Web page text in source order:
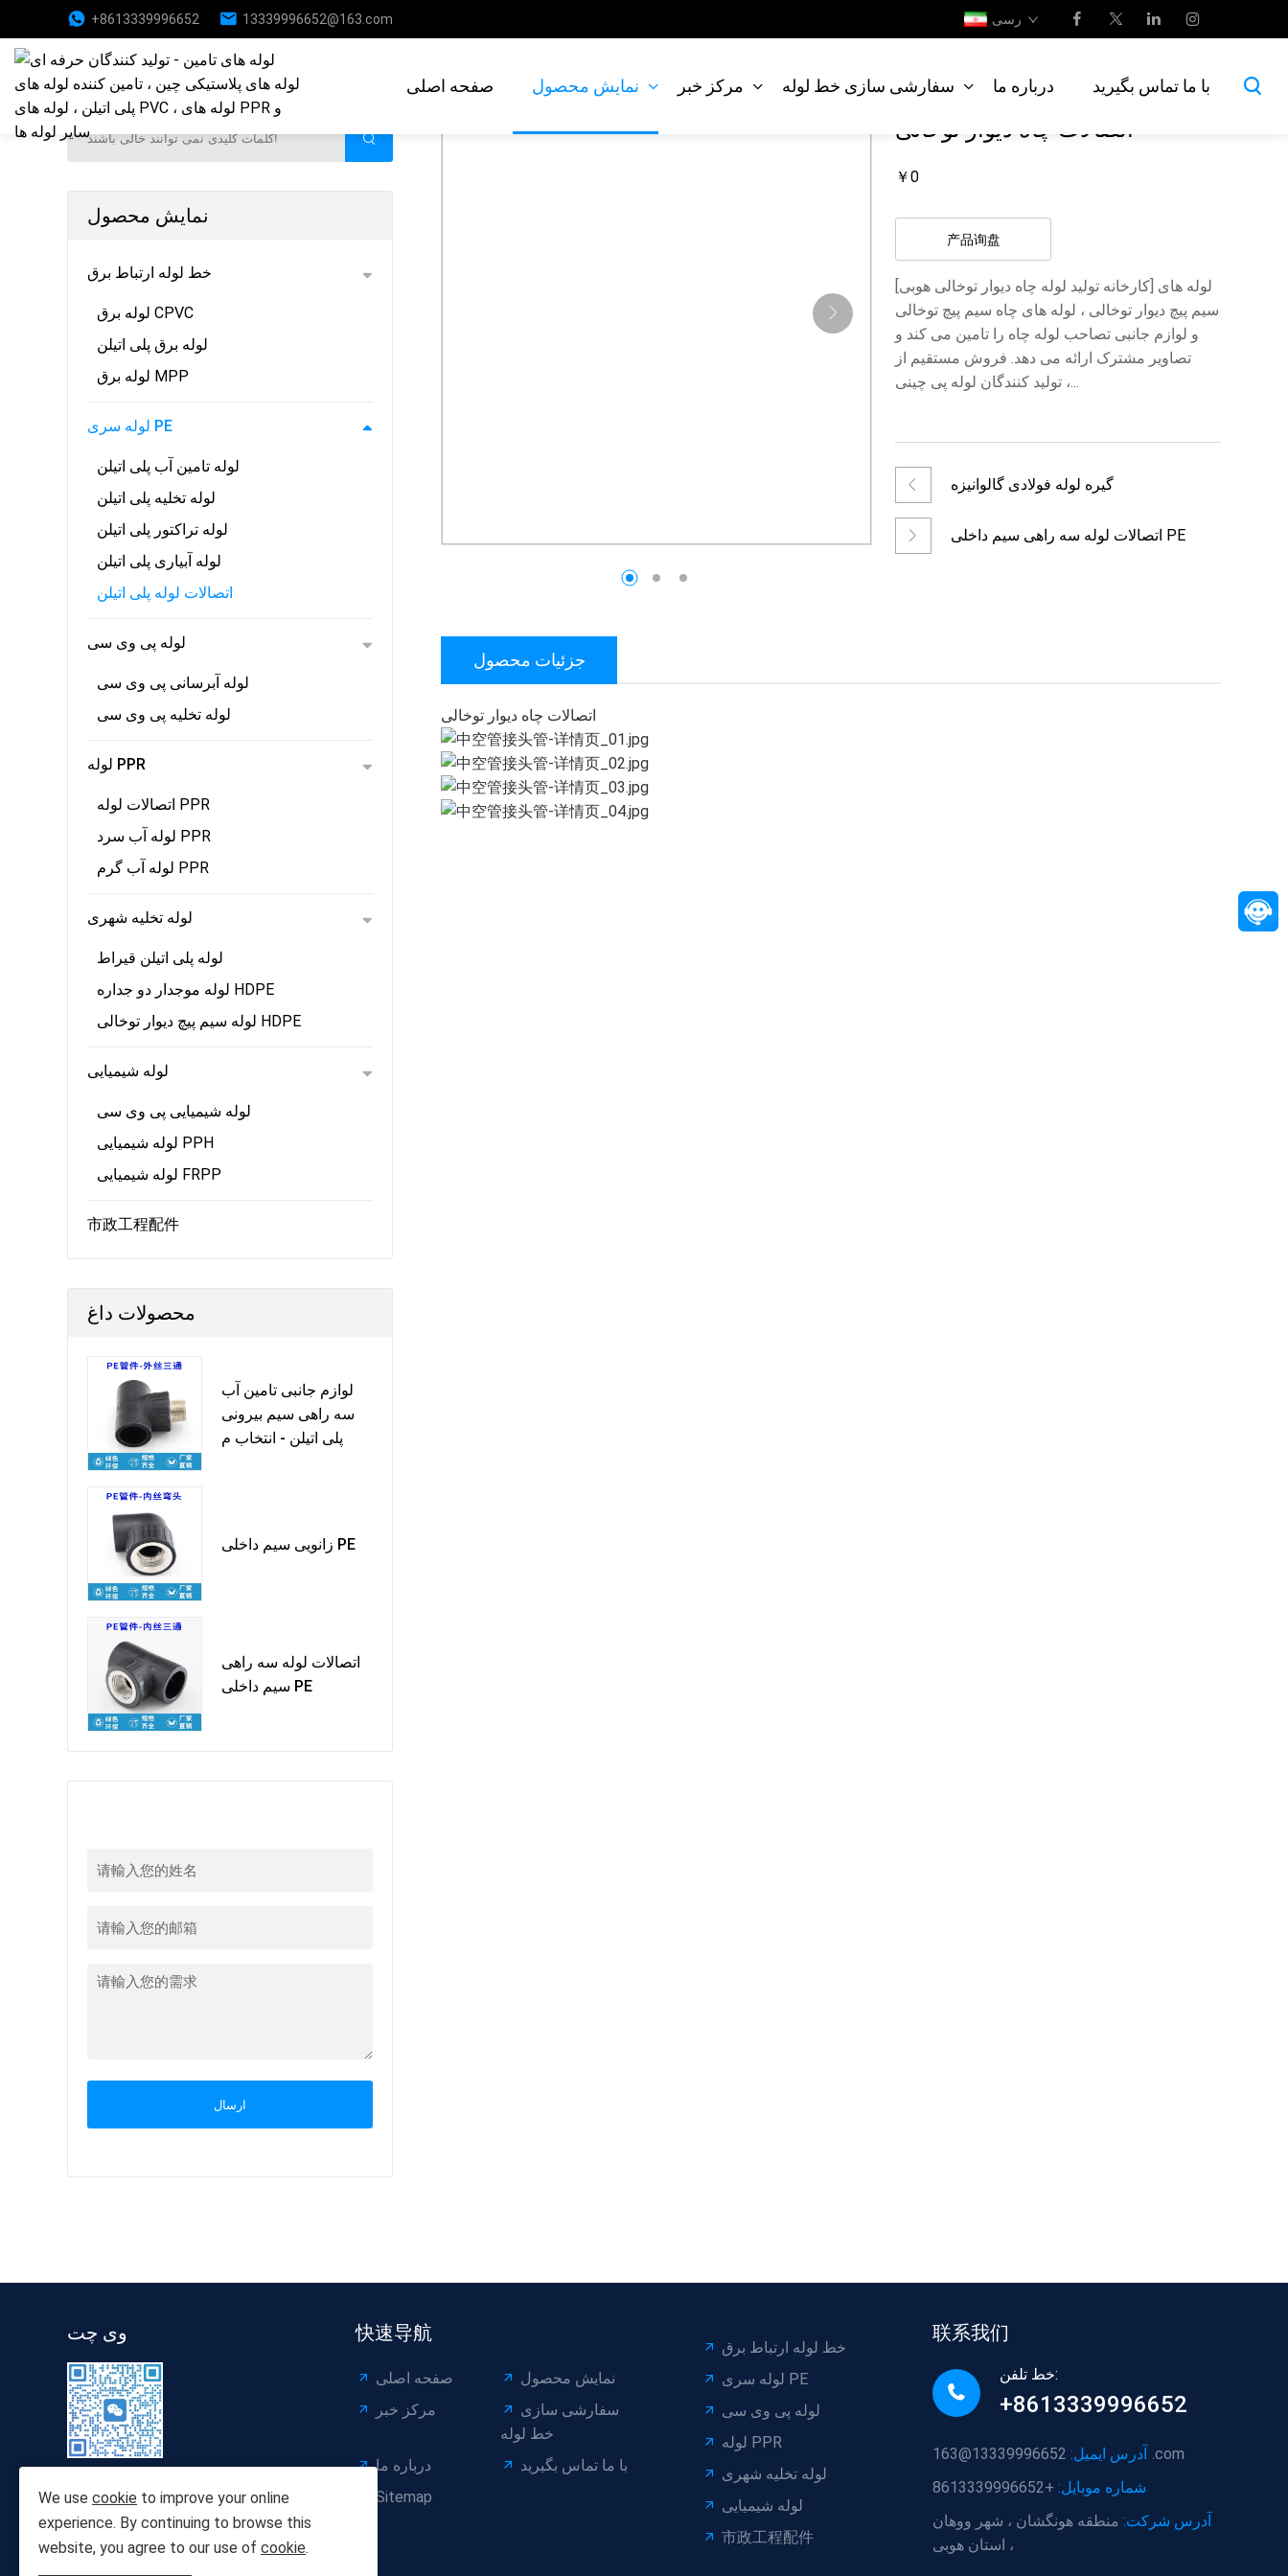
+8613339996652 13339996652@163.com رسی
صفحه اصلی نمایش محصول مرکز خبر سفارشی سازی خط لوله درباره ما با ما تماس بگیرید
نمایش محصول
نمایش محصول
خط لوله ارتباط برق
لوله برق CPVC
لوله برق پلی اتیلن
لوله برق MPP
لوله سری PE
لوله تامین آب پلی اتیلن
لوله تخلیه پلی اتیلن
لوله تراکتور پلی اتیلن
لوله آبیاری پلی اتیلن
اتصالات لوله پلی اتیلن
لوله پی وی سی
لوله آبرسانی پی وی سی
لوله تخلیه پی وی سی
لوله PPR
اتصالات لوله PPR
لوله آب سرد PPR
لوله آب گرم PPR
لوله تخلیه شهری
لوله پلی اتیلن قیراط
لوله موجدار دو جداره HDPE
لوله سیم پیچ دیوار توخالی HDPE
لوله شیمیایی
لوله شیمیایی پی وی سی
لوله شیمیایی PPH
لوله شیمیایی FRPP
市政工程配件
محصولات داغ
لوازم جانبی تامین آب
سه راهی سیم بیرونی
پلی اتیلن - انتخاب م
زانویی سیم داخلی PE
اتصالات لوله سه راهی
سیم داخلی PE
ارسال
اتصالات چاه دیوار توخالی
￥0
产品询盘
[کارخانه تولید لوله چاه دیوار توخالی هوبی] لوله های
سیم پیچ دیوار توخالی ، لوله های چاه سیم پیچ توخالی
و لوازم جانبی تصاحب لوله چاه را تامین می کند و
تصاویر مشترک ارائه می دهد. فروش مستقیم از
تولید کنندگان لوله پی چینی ،...
گیره لوله فولادی گالوانیزه
اتصالات لوله سه راهی سیم داخلی PE
جزئیات محصول
اتصالات چاه دیوار توخالی
وی چت 快速导航
صفحه اصلی
نمایش محصول
مرکز خبر
سفارشی سازی
خط لوله
درباره ما
با ما تماس بگیرید
Sitemap
خط لوله ارتباط برق
لوله سری PE
لوله پی وی سی
لوله PPR
لوله تخلیه شهری
لوله شیمیایی
市政工程配件
联系我们
خط تلفن:
+8613339996652
آدرس ایمیل: 13339996652@163.com
شماره موبایل: +8613339996652
آدرس شرکت: منطقه هونگشان ، شهر ووهان
، استان هوبی
We use cookie to improve your online
experience. By continuing to browse this
website, you agree to our use of cookie.